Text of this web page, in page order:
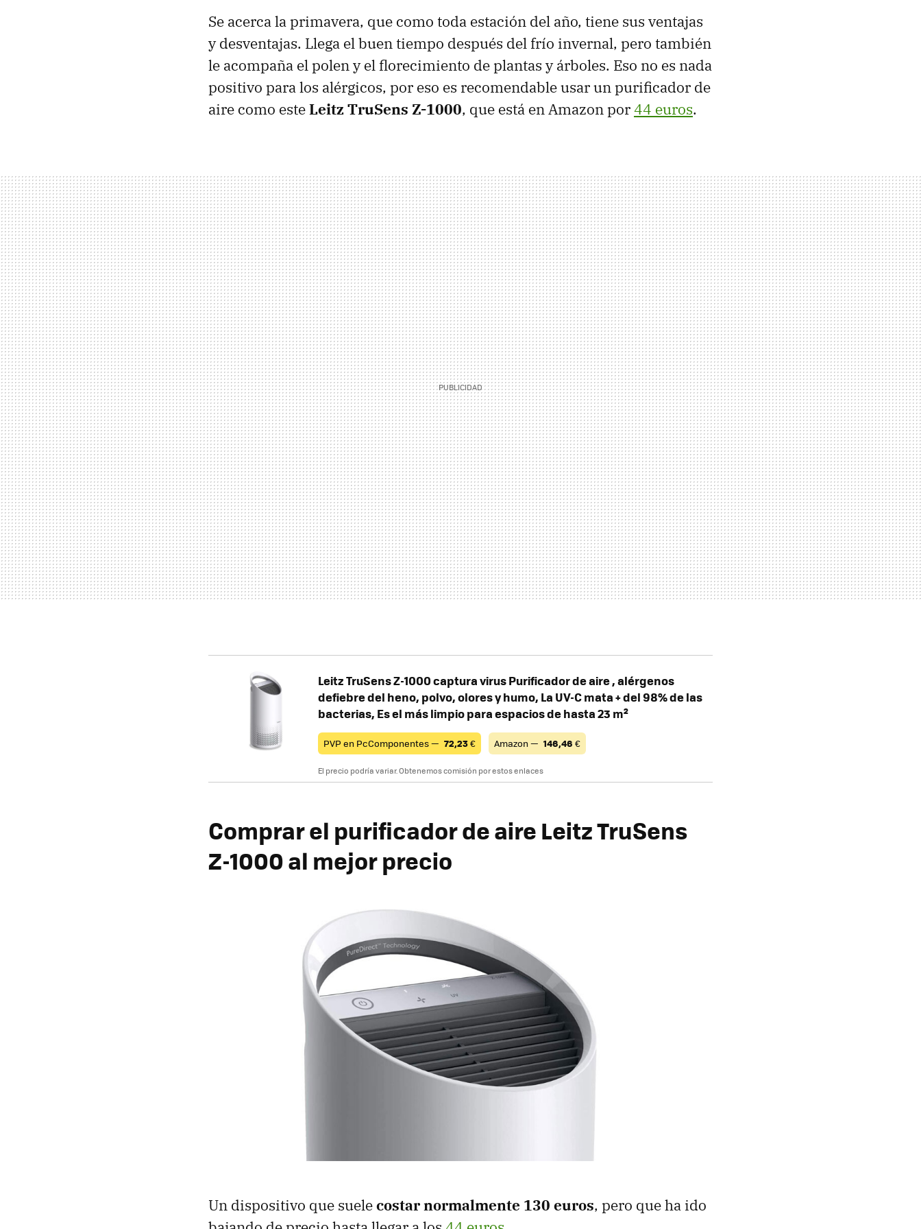
Se acerca la primavera, que como toda estación del año, tiene sus ventajas
y desventajas. Llega el buen tiempo después del frío invernal, pero también
le acompaña el polen y el florecimiento de plantas y árboles. Eso no es nada
positivo para los alérgicos, por eso es recomendable usar un purificador de
aire como esteLeitz TruSens Z-1000, que está en Amazon por44 euros.
Leitz TruSens Z-1000 captura virus Purificador de aire , alérgenos
defiebre del heno, polvo, olores y humo, La UV-C mata + del 98% de las
bacterias, Es el más limpio para espacios de hasta 23 m²
PVP en PcComponentes — 72,23€ Amazon — 146,46 €
El precio podría variar. Obtenemos comisión por estos enlaces
Comprar el purificador de aire Leitz TruSens
Z-1000 al mejor precio
Un dispositivo que suelecostar normalmente 130 euros, pero que ha ido